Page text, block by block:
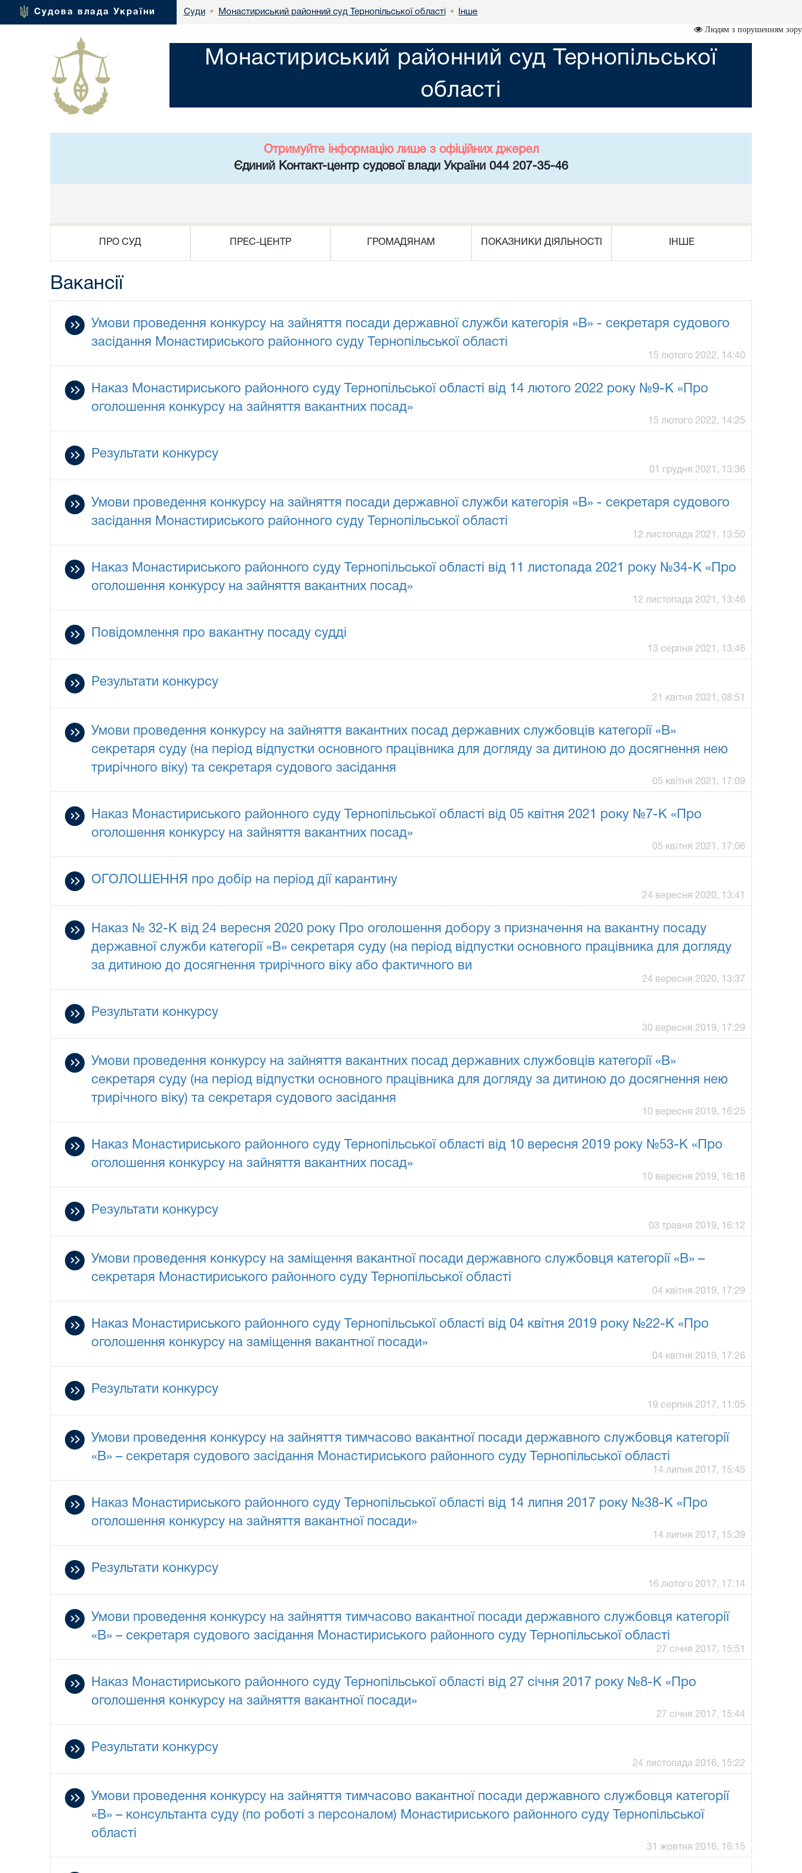
Судова влада України Суди • Монастириський районний суд Тернопільської області • Інше
Людям з порушенням зору
Монастириський районний суд Тернопільської
області
Отримуйте інформацію лише з офіційних джерел
Єдиний Контакт-центр судової влади України 044 207-35-46
ПРО СУД ПРЕС-ЦЕНТР ГРОМАДЯНАМ ПОКАЗНИКИ ДІЯЛЬНОСТІ ІНШЕ
Вакансії
Умови проведення конкурсу на зайняття посади державної служби категорія «В» - секретаря судового
засідання Монастириського районного суду Тернопільської області
15 лютого 2022, 14:40
Наказ Монастириського районного суду Тернопільської області від 14 лютого 2022 року №9-К «Про
оголошення конкурсу на зайняття вакантних посад»
15 лютого 2022, 14:25
Результати конкурсу
01 грудня 2021, 13:36
Умови проведення конкурсу на зайняття посади державної служби категорія «В» - секретаря судового
засідання Монастириського районного суду Тернопільської області
12 листопада 2021, 13:50
Наказ Монастириського районного суду Тернопільської області від 11 листопада 2021 року №34-К «Про
оголошення конкурсу на зайняття вакантних посад»
12 листопада 2021, 13:46
Повідомлення про вакантну посаду судді
13 серпня 2021, 13:46
Результати конкурсу
21 квітня 2021, 08:51
Умови проведення конкурсу на зайняття вакантних посад державних службовців категорії «В»
секретаря суду (на період відпустки основного працівника для догляду за дитиною до досягнення нею
трирічного віку) та секретаря судового засідання
05 квітня 2021, 17:09
Наказ Монастириського районного суду Тернопільської області від 05 квітня 2021 року №7-К «Про
оголошення конкурсу на зайняття вакантних посад»
05 квітня 2021, 17:06
ОГОЛОШЕННЯ про добір на період дії карантину
24 вересня 2020, 13:41
Наказ № 32-К від 24 вересня 2020 року Про оголошення добору з призначення на вакантну посаду
державної служби категорії «В» секретаря суду (на період відпустки основного працівника для догляду
за дитиною до досягнення трирічного віку або фактичного ви
24 вересня 2020, 13:37
Результати конкурсу
30 вересня 2019, 17:29
Умови проведення конкурсу на зайняття вакантних посад державних службовців категорії «В»
секретаря суду (на період відпустки основного працівника для догляду за дитиною до досягнення нею
трирічного віку) та секретаря судового засідання
10 вересня 2019, 16:25
Наказ Монастириського районного суду Тернопільської області від 10 вересня 2019 року №53-К «Про
оголошення конкурсу на зайняття вакантних посад»
10 вересня 2019, 16:18
Результати конкурсу
03 травня 2019, 16:12
Умови проведення конкурсу на заміщення вакантної посади державного службовця категорії «В» –
секретаря Монастириського районного суду Тернопільської області
04 квітня 2019, 17:29
Наказ Монастириського районного суду Тернопільської області від 04 квітня 2019 року №22-К «Про
оголошення конкурсу на заміщення вакантної посади»
04 квітня 2019, 17:26
Результати конкурсу
19 серпня 2017, 11:05
Умови проведення конкурсу на зайняття тимчасово вакантної посади державного службовця категорії
«В» – секретаря судового засідання Монастириського районного суду Тернопільської області
14 липня 2017, 15:45
Наказ Монастириського районного суду Тернопільської області від 14 липня 2017 року №38-К «Про
оголошення конкурсу на зайняття вакантної посади»
14 липня 2017, 15:39
Результати конкурсу
16 лютого 2017, 17:14
Умови проведення конкурсу на зайняття тимчасово вакантної посади державного службовця категорії
«В» – секретаря судового засідання Монастириського районного суду Тернопільської області
27 січня 2017, 15:51
Наказ Монастириського районного суду Тернопільської області від 27 січня 2017 року №8-К «Про
оголошення конкурсу на зайняття вакантної посади»
27 січня 2017, 15:44
Результати конкурсу
24 листопада 2016, 15:22
Умови проведення конкурсу на зайняття тимчасово вакантної посади державного службовця категорії
«В» – консультанта суду (по роботі з персоналом) Монастириського районного суду Тернопільської
області
31 жовтня 2016, 16:15